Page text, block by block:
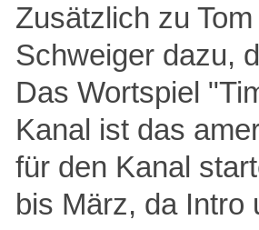
Zusätzlich zu
Schweiger dazu,
Das Wortspiel
Kanal ist das
für den Kanal
bis März, da Intro